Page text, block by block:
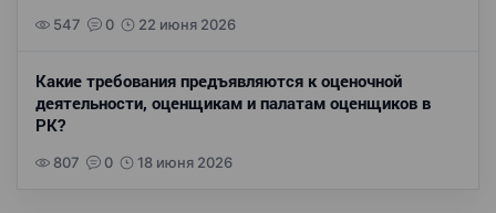
547 0 22 июня 2026
Какие требования предъявляются к оценочной
деятельности, оценщикам и палатам оценщиков в
РК?
807 0 18 июня 2026